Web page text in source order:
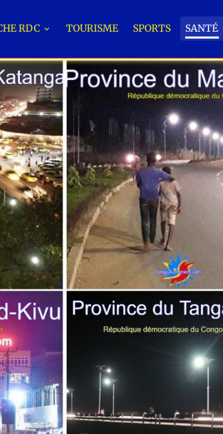
RDC TOURISME SPORTS SANTÉ